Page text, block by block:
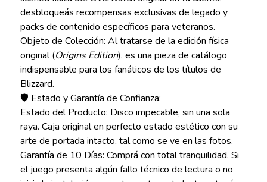
desbloqueás recompensas exclusivas de legado y
packs de contenido específicos para veteranos.
Objeto de Colección: Al tratarse de la edición física
original (Origins Edition), es una pieza de catálogo
indispensable para los fanáticos de los títulos de
Blizzard.
🛡️ Estado y Garantía de Confianza:
Estado del Producto: Disco impecable, sin una sola
raya. Caja original en perfecto estado estético con su
arte de portada intacto, tal como se ve en las fotos.
Garantía de 10 Días: Comprá con total tranquilidad. Si
el juego presenta algún fallo técnico de lectura o no